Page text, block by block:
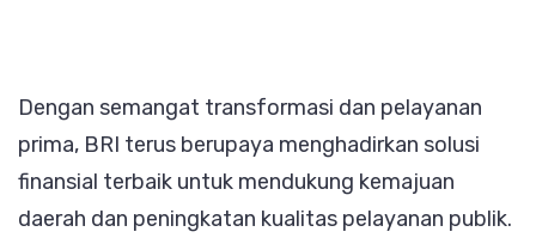
Dengan semangat transformasi dan pelayanan
prima, BRI terus berupaya menghadirkan solusi
finansial terbaik untuk mendukung kemajuan
daerah dan peningkatan kualitas pelayanan publik.